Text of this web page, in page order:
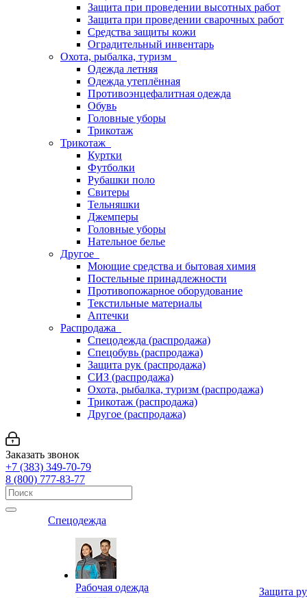
Защита при проведении высотных работ
Защита при проведении сварочных работ
Средства защиты кожи
Оградительный инвентарь
Охота, рыбалка, туризм
Одежда летняя
Одежда утеплённая
Противоэнцефалитная одежда
Обувь
Головные уборы
Трикотаж
Трикотаж
Куртки
Футболки
Рубашки поло
Свитеры
Тельняшки
Джемперы
Головные уборы
Нательное белье
Другое
Моющие средства и бытовая химия
Постельные принадлежности
Противопожарное оборудование
Текстильные материалы
Аптечки
Распродажа
Спецодежда (распродажа)
Спецобувь (распродажа)
Защита рук (распродажа)
СИЗ (распродажа)
Охота, рыбалка, туризм (распродажа)
Трикотаж (распродажа)
Другое (распродажа)
Заказать звонок
+7 (383) 349-70-79
8 (800) 777-83-77
Спецодежда
Рабочая одежда
Защита